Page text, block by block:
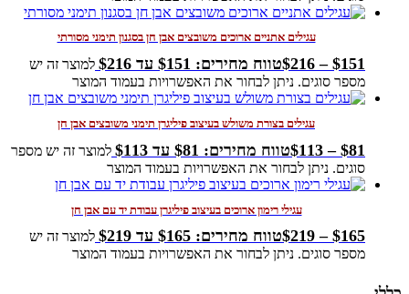
עגילים אתניים ארוכים משובצים אבן חן בסגנון תימני מסורתי
$151
–
$216 טווח מחירים: ⁦$151⁩ עד ⁦$216⁩
למוצר זה יש
מספר סוגים. ניתן לבחור את האפשרויות בעמוד המוצר
עגילים בצורת משולש בעיצוב פיליגרן תימני משובצים אבן חן
$81
–
$113 טווח מחירים: ⁦$81⁩ עד ⁦$113⁩
למוצר זה יש מספר
סוגים. ניתן לבחור את האפשרויות בעמוד המוצר
עגילי רימון ארוכים בעיצוב פיליגרן עבודת יד עם אבן חן
$165
–
$219 טווח מחירים: ⁦$165⁩ עד ⁦$219⁩
למוצר זה יש
מספר סוגים. ניתן לבחור את האפשרויות בעמוד המוצר